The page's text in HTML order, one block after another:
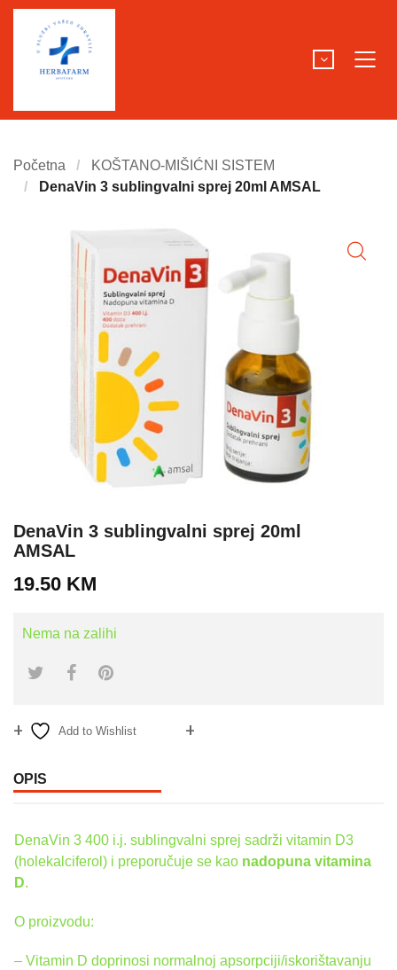
Početna
KOŠTANO-MIŠIĆNI SISTEM
DenaVin 3 sublingvalni sprej 20ml AMSAL
DenaVin 3 sublingvalni sprej 20ml
AMSAL
19.50 KM
Nema na zalihi
Add to Wishlist
OPIS
DenaVin 3 400 i.j. sublingvalni sprej sadrži vitamin D3
(holekalciferol) i preporučuje se kao nadopuna vitamina
D.
O proizvodu:
– Vitamin D doprinosi normalnoj apsorpciji/iskorištavanju